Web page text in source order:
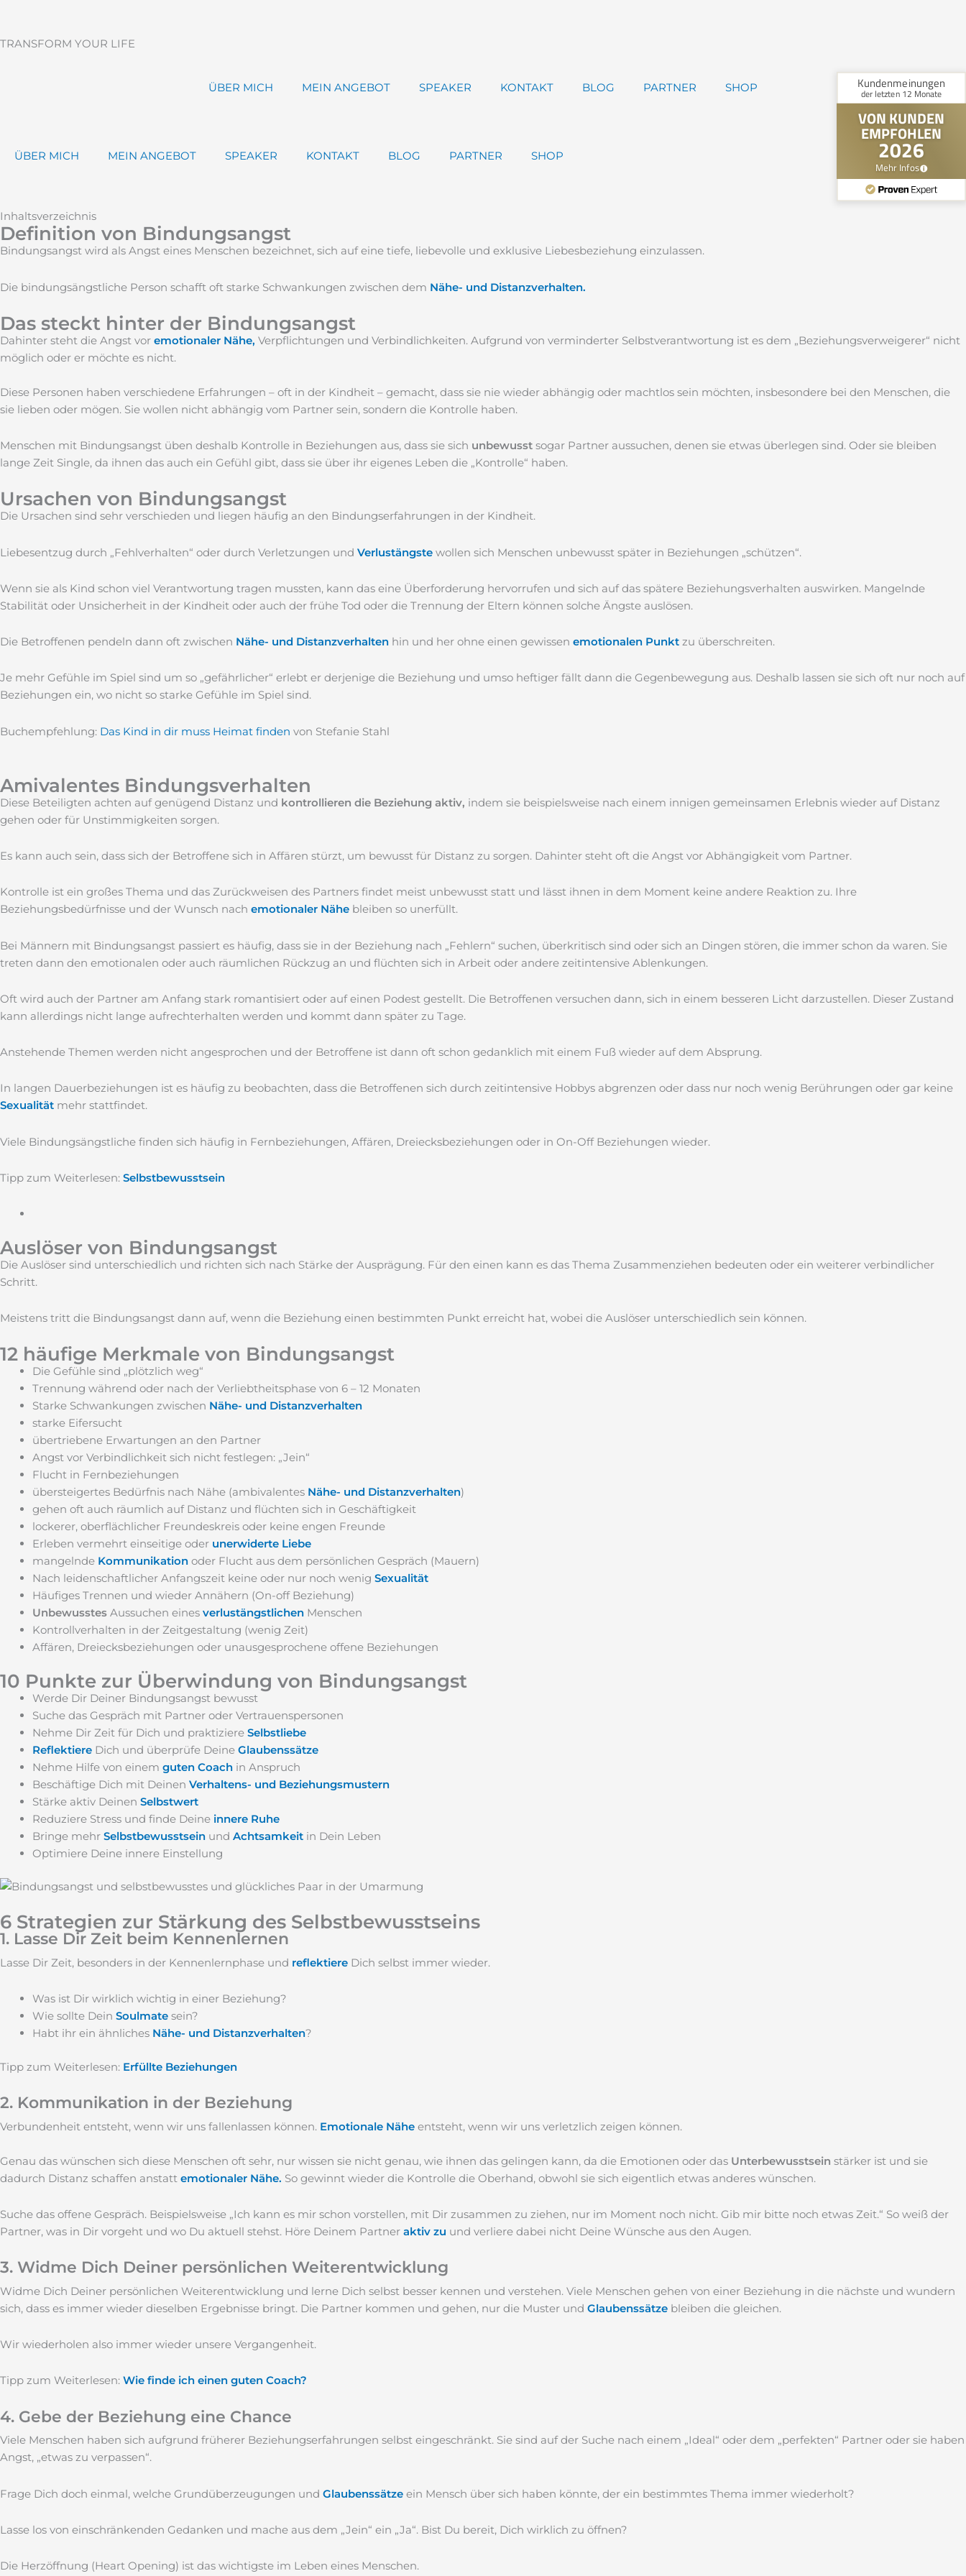
springen
TRANSFORM YOUR LIFE
ÜBER MICH MEIN ANGEBOT SPEAKER KONTAKT BLOG PARTNER SHOP
ÜBER MICH MEIN ANGEBOT SPEAKER KONTAKT BLOG PARTNER SHOP
Inhaltsverzeichnis
Definition von Bindungsangst
Bindungsangst wird als Angst eines Menschen bezeichnet, sich auf eine tiefe, liebevolle und exklusive Liebesbeziehung einzulassen.
Die bindungsängstliche Person schafft oft starke Schwankungen zwischen dem Nähe- und Distanzverhalten.
Das steckt hinter der Bindungsangst
Dahinter steht die Angst vor emotionaler Nähe, Verpflichtungen und Verbindlichkeiten. Aufgrund von verminderter Selbstverantwortung ist es dem „Beziehungsverweigerer“ nicht
möglich oder er möchte es nicht.
Diese Personen haben verschiedene Erfahrungen – oft in der Kindheit – gemacht, dass sie nie wieder abhängig oder machtlos sein möchten, insbesondere bei den Menschen, die
sie lieben oder mögen. Sie wollen nicht abhängig vom Partner sein, sondern die Kontrolle haben.
Menschen mit Bindungsangst üben deshalb Kontrolle in Beziehungen aus, dass sie sich unbewusst sogar Partner aussuchen, denen sie etwas überlegen sind. Oder sie bleiben
lange Zeit Single, da ihnen das auch ein Gefühl gibt, dass sie über ihr eigenes Leben die „Kontrolle“ haben.
Ursachen von Bindungsangst
Die Ursachen sind sehr verschieden und liegen häufig an den Bindungserfahrungen in der Kindheit.
Liebesentzug durch „Fehlverhalten“ oder durch Verletzungen und Verlustängste wollen sich Menschen unbewusst später in Beziehungen „schützen“.
Wenn sie als Kind schon viel Verantwortung tragen mussten, kann das eine Überforderung hervorrufen und sich auf das spätere Beziehungsverhalten auswirken. Mangelnde
Stabilität oder Unsicherheit in der Kindheit oder auch der frühe Tod oder die Trennung der Eltern können solche Ängste auslösen.
Die Betroffenen pendeln dann oft zwischen Nähe- und Distanzverhalten hin und her ohne einen gewissen emotionalen Punkt zu überschreiten.
Je mehr Gefühle im Spiel sind um so „gefährlicher“ erlebt er derjenige die Beziehung und umso heftiger fällt dann die Gegenbewegung aus. Deshalb lassen sie sich oft nur noch auf
Beziehungen ein, wo nicht so starke Gefühle im Spiel sind.
Buchempfehlung: Das Kind in dir muss Heimat finden von Stefanie Stahl
Amivalentes Bindungsverhalten
Diese Beteiligten achten auf genügend Distanz und kontrollieren die Beziehung aktiv, indem sie beispielsweise nach einem innigen gemeinsamen Erlebnis wieder auf Distanz
gehen oder für Unstimmigkeiten sorgen.
Es kann auch sein, dass sich der Betroffene sich in Affären stürzt, um bewusst für Distanz zu sorgen. Dahinter steht oft die Angst vor Abhängigkeit vom Partner.
Kontrolle ist ein großes Thema und das Zurückweisen des Partners findet meist unbewusst statt und lässt ihnen in dem Moment keine andere Reaktion zu. Ihre
Beziehungsbedürfnisse und der Wunsch nach emotionaler Nähe bleiben so unerfüllt.
Bei Männern mit Bindungsangst passiert es häufig, dass sie in der Beziehung nach „Fehlern“ suchen, überkritisch sind oder sich an Dingen stören, die immer schon da waren. Sie
treten dann den emotionalen oder auch räumlichen Rückzug an und flüchten sich in Arbeit oder andere zeitintensive Ablenkungen.
Oft wird auch der Partner am Anfang stark romantisiert oder auf einen Podest gestellt. Die Betroffenen versuchen dann, sich in einem besseren Licht darzustellen. Dieser Zustand
kann allerdings nicht lange aufrechterhalten werden und kommt dann später zu Tage.
Anstehende Themen werden nicht angesprochen und der Betroffene ist dann oft schon gedanklich mit einem Fuß wieder auf dem Absprung.
In langen Dauerbeziehungen ist es häufig zu beobachten, dass die Betroffenen sich durch zeitintensive Hobbys abgrenzen oder dass nur noch wenig Berührungen oder gar keine
Sexualität mehr stattfindet.
Viele Bindungsängstliche finden sich häufig in Fernbeziehungen, Affären, Dreiecksbeziehungen oder in On-Off Beziehungen wieder.
Tipp zum Weiterlesen: Selbstbewusstsein
Auslöser von Bindungsangst
Die Auslöser sind unterschiedlich und richten sich nach Stärke der Ausprägung. Für den einen kann es das Thema Zusammenziehen bedeuten oder ein weiterer verbindlicher
Schritt.
Meistens tritt die Bindungsangst dann auf, wenn die Beziehung einen bestimmten Punkt erreicht hat, wobei die Auslöser unterschiedlich sein können.
12 häufige Merkmale von Bindungsangst
Die Gefühle sind „plötzlich weg“
Trennung während oder nach der Verliebtheitsphase von 6 – 12 Monaten
Starke Schwankungen zwischen Nähe- und Distanzverhalten
starke Eifersucht
übertriebene Erwartungen an den Partner
Angst vor Verbindlichkeit sich nicht festlegen: „Jein“
Flucht in Fernbeziehungen
übersteigertes Bedürfnis nach Nähe (ambivalentes Nähe- und Distanzverhalten)
gehen oft auch räumlich auf Distanz und flüchten sich in Geschäftigkeit
lockerer, oberflächlicher Freundeskreis oder keine engen Freunde
Erleben vermehrt einseitige oder unerwiderte Liebe
mangelnde Kommunikation oder Flucht aus dem persönlichen Gespräch (Mauern)
Nach leidenschaftlicher Anfangszeit keine oder nur noch wenig Sexualität
Häufiges Trennen und wieder Annähern (On-off Beziehung)
Unbewusstes Aussuchen eines verlustängstlichen Menschen
Kontrollverhalten in der Zeitgestaltung (wenig Zeit)
Affären, Dreiecksbeziehungen oder unausgesprochene offene Beziehungen
10 Punkte zur Überwindung von Bindungsangst
Werde Dir Deiner Bindungsangst bewusst
Suche das Gespräch mit Partner oder Vertrauenspersonen
Nehme Dir Zeit für Dich und praktiziere Selbstliebe
Reflektiere Dich und überprüfe Deine Glaubenssätze
Nehme Hilfe von einem guten Coach in Anspruch
Beschäftige Dich mit Deinen Verhaltens- und Beziehungsmustern
Stärke aktiv Deinen Selbstwert
Reduziere Stress und finde Deine innere Ruhe
Bringe mehr Selbstbewusstsein und Achtsamkeit in Dein Leben
Optimiere Deine innere Einstellung
6 Strategien zur Stärkung des Selbstbewusstseins
1. Lasse Dir Zeit beim Kennenlernen
Lasse Dir Zeit, besonders in der Kennenlernphase und reflektiere Dich selbst immer wieder.
Was ist Dir wirklich wichtig in einer Beziehung?
Wie sollte Dein Soulmate sein?
Habt ihr ein ähnliches Nähe- und Distanzverhalten?
Tipp zum Weiterlesen: Erfüllte Beziehungen
2. Kommunikation in der Beziehung
Verbundenheit entsteht, wenn wir uns fallenlassen können. Emotionale Nähe entsteht, wenn wir uns verletzlich zeigen können.
Genau das wünschen sich diese Menschen oft sehr, nur wissen sie nicht genau, wie ihnen das gelingen kann, da die Emotionen oder das Unterbewusstsein stärker ist und sie
dadurch Distanz schaffen anstatt emotionaler Nähe. So gewinnt wieder die Kontrolle die Oberhand, obwohl sie sich eigentlich etwas anderes wünschen.
Suche das offene Gespräch. Beispielsweise „Ich kann es mir schon vorstellen, mit Dir zusammen zu ziehen, nur im Moment noch nicht. Gib mir bitte noch etwas Zeit.“ So weiß der
Partner, was in Dir vorgeht und wo Du aktuell stehst. Höre Deinem Partner aktiv zu und verliere dabei nicht Deine Wünsche aus den Augen.
3. Widme Dich Deiner persönlichen Weiterentwicklung
Widme Dich Deiner persönlichen Weiterentwicklung und lerne Dich selbst besser kennen und verstehen. Viele Menschen gehen von einer Beziehung in die nächste und wundern
sich, dass es immer wieder dieselben Ergebnisse bringt. Die Partner kommen und gehen, nur die Muster und Glaubenssätze bleiben die gleichen.
Wir wiederholen also immer wieder unsere Vergangenheit.
Tipp zum Weiterlesen: Wie finde ich einen guten Coach?
4. Gebe der Beziehung eine Chance
Viele Menschen haben sich aufgrund früherer Beziehungserfahrungen selbst eingeschränkt. Sie sind auf der Suche nach einem „Ideal“ oder dem „perfekten“ Partner oder sie haben
Angst, „etwas zu verpassen“.
Frage Dich doch einmal, welche Grundüberzeugungen und Glaubenssätze ein Mensch über sich haben könnte, der ein bestimmtes Thema immer wiederholt?
Lasse los von einschränkenden Gedanken und mache aus dem „Jein“ ein „Ja“. Bist Du bereit, Dich wirklich zu öffnen?
Die Herzöffnung (Heart Opening) ist das wichtigste im Leben eines Menschen.